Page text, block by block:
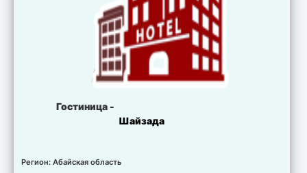
Гостиница -
Шайзада
Регион: Абайская область